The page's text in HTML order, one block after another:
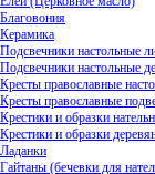
Благовония
Керамика
Подсвечники настольные
Подсвечники настольные
Кресты православные
Кресты православные
Крестики и образки
Крестики и образки
Ладанки
Гайтаны (бечевки для